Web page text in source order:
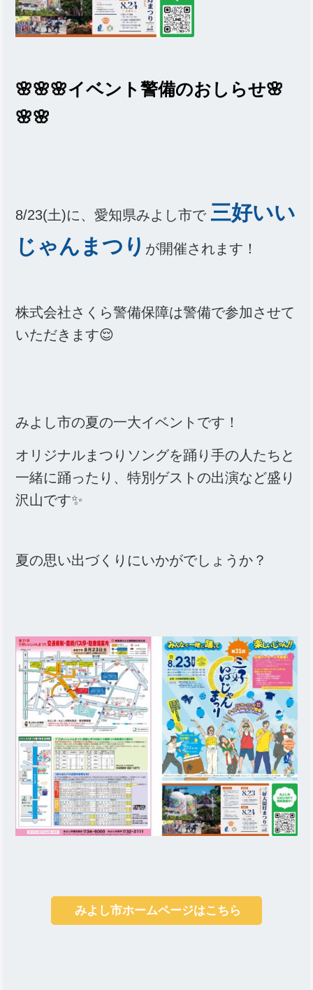
🌸🌸🌸イベント警備のおしらせ🌸
🌸🌸
8/23(土)に、愛知県みよし市で 三好いい
じゃんまつり が開催されます！
株式会社さくら警備保障は警備で参加させて
いただきます😌
みよし市の夏の一大イベントです！
オリジナルまつりソングを踊り手の人たちと
一緒に踊ったり、特別ゲストの出演など盛り
沢山です✨
夏の思い出づくりにいかがでしょうか？
みよし市ホームページはこちら